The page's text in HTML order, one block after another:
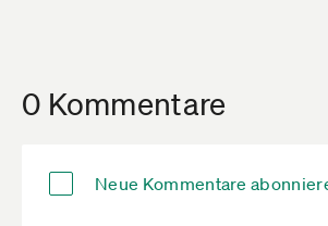
0 Kommentare
Neue Kommentare